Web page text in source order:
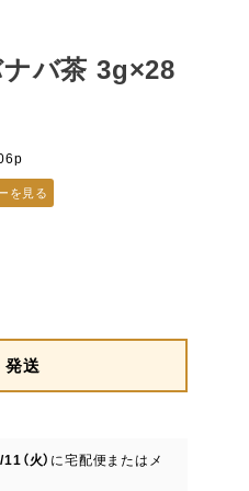
バ茶 3g×28
を見る
発送
（火） に宅配便またはメ